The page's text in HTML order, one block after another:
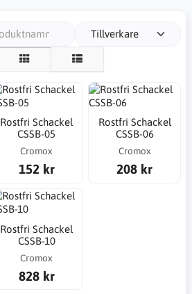
Tillverkare
Rostfri Schackel
CSSB-05
Cromox
152 kr
Rostfri Schackel
CSSB-06
Cromox
208 kr
Rostfri Schackel
CSSB-10
Cromox
828 kr